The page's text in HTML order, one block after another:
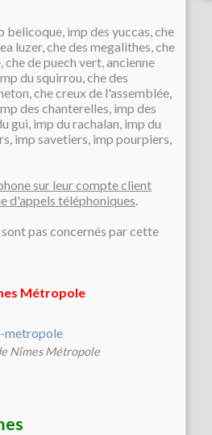
belicoque, imp des yuccas, che
luzer, che des megalithes, che
che de puech vert, ancienne
du squirrou, che des
che creux de l'assemblée,
des chanterelles, imp des
gui, imp du rachalan, imp du
imp savetiers, imp pourpiers,
sur leur compte client
d'appels téléphoniques.
pas concernés par cette
Métropole
Nîmes Métropole